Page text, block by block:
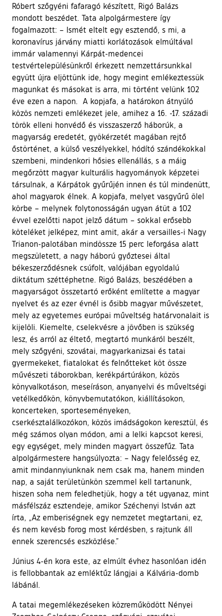
Róbert szőgyéni fafaragó készített, Rigó Balázs
mondott beszédet. Tata alpolgármestere így
fogalmazott: – Ismét eltelt egy esztendő, s mi, a
koronavírus járvány miatti korlátozások elmúltával
immár valamennyi Kárpát-medencei
testvértelepülésünkről érkezett nemzettársunkkal
együtt újra eljöttünk ide, hogy megint emlékeztessük
magunkat és másokat is arra, mi történt velünk 102
éve ezen a napon. A kopjafa, a határokon átnyúló
közös nemzeti emlékezet jele, amihez a 16. -17. századi
török elleni honvédő és visszaszerző háborúk, a
magyarság eredetét, gyökérzetét magában rejtő
őstörténet, a külső veszélyekkel, hódító szándékokkal
szembeni, mindenkori hősies ellenállás, s a máig
megőrzött magyar kulturális hagyományok képzetei
társulnak, a Kárpátok gyűrűjén innen és túl mindenütt,
ahol magyarok élnek. A kopjafa, melyet vasgyűrű ölel
körbe – melynek folytonosságán ugyan átüt a 102
évvel ezelőtti napot jelző dátum – sokkal erősebb
köteléket jelképez, mint amit, akár a versailles-i Nagy
Trianon-palotában mindössze 15 perc leforgása alatt
megszületett, a nagy háború győztesei által
békeszerződésnek csúfolt, valójában egyoldalú
diktátum széttéphetne. Rigó Balázs, beszédében a
magyarságot összetartó erőként említette a magyar
nyelvet és az ezer évnél is ősibb magyar művészetet,
mely az egyetemes európai műveltség határvonalait is
kijelöli. Kiemelte, cselekvésre a jövőben is szükség
lesz, és arról az éltető, megtartó munkáról beszélt,
mely szőgyéni, szovátai, magyarkanizsai és tatai
gyermekeket, fiatalokat és felnőtteket köt össze
művészeti táborokban, kerékpártúrákon, közös
könyvalkotáson, meseíráson, anyanyelvi és műveltségi
vetélkedőkön, könyvbemutatókon, kiállításokon,
koncerteken, sporteseményeken,
cserkésztalálkozókon, közös imádságokon keresztül, és
még számos olyan módon, ami a lelki kapcsot keresi,
egy egységet, mely minden magyart összefűz. Tata
alpolgármestere hangsúlyozta: – Nagy felelősség ez,
amit mindannyiunknak nem csak ma, hanem minden
nap, a saját területünkön szemmel kell tartanunk,
hiszen soha nem feledhetjük, hogy a tét ugyanaz, mint
másfélszáz esztendeje, amikor Széchenyi István azt
írta, „Az emberiségnek egy nemzetet megtartani, ez,
és nem kevésb forog most kérdésben, s rajtunk áll
ennek szerencsés eszközlése.”
Június 4-én kora este, az elmúlt évhez hasonlóan idén
is fellobbantak az emléktűz lángjai a Kálvária-domb
lábánál.
A tatai megemlékezéseken közreműködött Nényei